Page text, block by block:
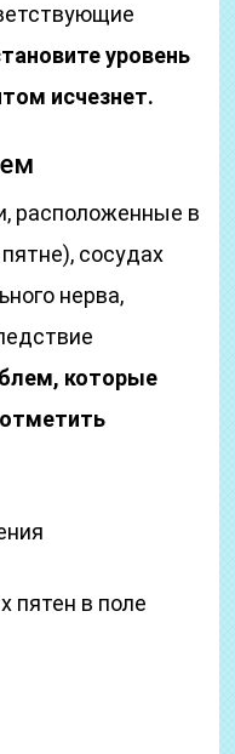
уровень
исчезнет.
расположенные в
сосудах
нерва,
которые
пятен в поле